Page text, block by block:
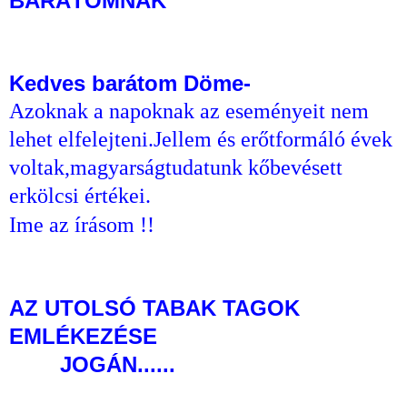
Kedves barátom Döme-
Azoknak a napoknak az eseményeit nem
lehet elfelejteni.Jellem és erőtformáló évek
voltak,magyarságtudatunk kőbevésett
erkölcsi értékei.
Ime az írásom !!
AZ UTOLSÓ TABAK TAGOK
EMLÉKEZÉSE
JOGÁN......